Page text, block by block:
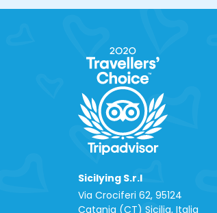
Sicilying S.r.l
Via Crociferi 62, 95124
Catania (CT) Sicilia, Italia